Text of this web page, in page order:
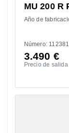
MU 200 R
Año de
Número:
3.490 €
Precio de salida